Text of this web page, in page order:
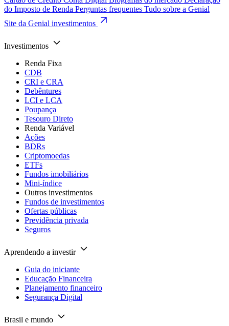
do Imposto de Renda Perguntas frequentes Tudo sobre a Genial
Site da Genial investimentos
Investimentos
Renda Fixa
CDB
CRI e CRA
Debêntures
LCI e LCA
Poupança
Tesouro Direto
Renda Variável
Ações
BDRs
Criptomoedas
ETFs
Fundos imobiliários
Mini-índice
Outros investimentos
Fundos de investimentos
Ofertas públicas
Previdência privada
Seguros
Aprendendo a investir
Guia do iniciante
Educação Financeira
Planejamento financeiro
Segurança Digital
Brasil e mundo